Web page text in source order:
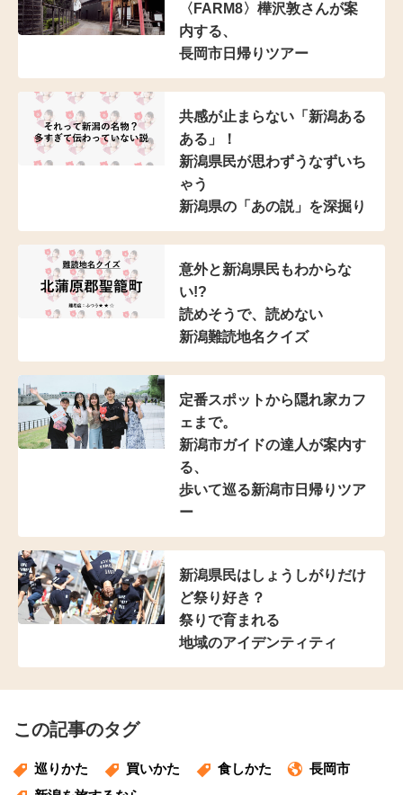
〈FARM8〉樺沢敦さんが案
内する、
長岡市日帰りツアー
共感が止まらない 「新潟ある
ある」！
新潟県民が思わずうなずいち
ゃう
新潟県の「あの説」を深掘り
意外と新潟県民もわからな
い!?
読めそうで、読めない
新潟難読地名クイズ
定番スポットから隠れ家カフ
ェまで。
新潟市ガイドの達人が案内す
る、
歩いて巡る新潟市日帰りツア
ー
新潟県民は しょうしがりだけ
ど祭り好き？
祭りで育まれる
地域のアイデンティティ
この記事のタグ
巡りかた 買いかた 食しかた
長岡市